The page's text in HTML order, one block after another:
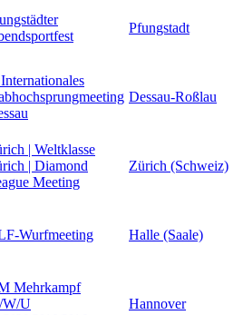
Pfungstadt
Dessau-Roßlau
| Weltklasse
| Diamond
Meeting
Zürich (Schweiz)
Wurfmeeting Halle (Saale)
Mehrkampf
U
Hannover